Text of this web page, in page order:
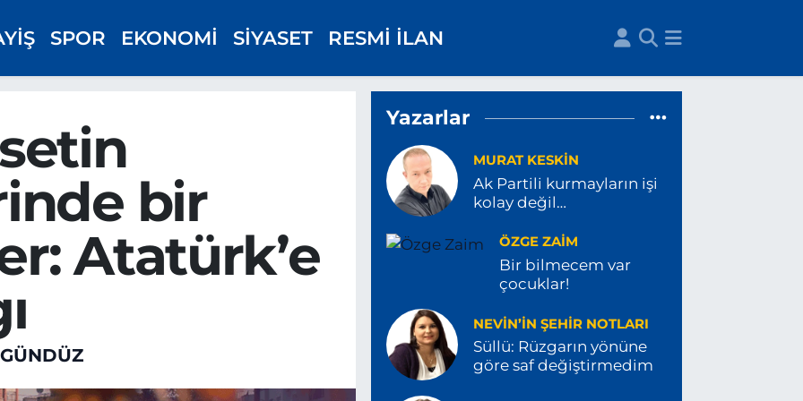
SPOR EKONOMİ SİYASET RESMİ İLAN
bir
Atatürk’e
Yazarlar
MURAT KESKİN
Ak Partili kurmayların işi
kolay değil…
ÖZGE ZAIM
Bir bilmecem var
çocuklar!
NEVIN’IN ŞEHIR NOTLARI
Süllü: Rüzgarın yönüne
göre saf değiştirmedim